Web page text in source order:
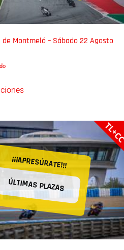
Montmeló – Sábado 22 Agosto
¡¡¡APRESÚRATE!!!
ÚLTIMAS PLAZAS